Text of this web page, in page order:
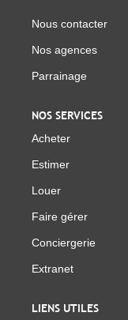
Nous contacter
Nos agences
Parrainage
NOS SERVICES
Acheter
Estimer
Louer
Faire gérer
Conciergerie
Extranet
LIENS UTILES